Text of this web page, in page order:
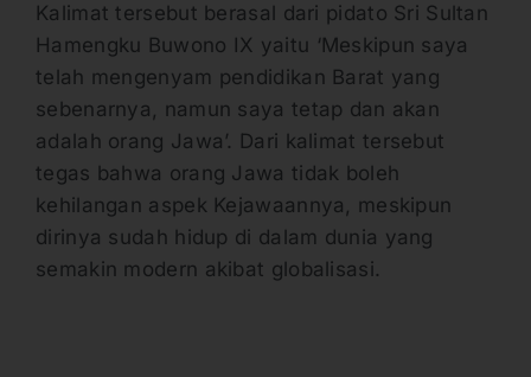
Kalimat tersebut berasal dari pidato Sri Sultan
Hamengku Buwono IX yaitu ‘Meskipun saya
telah mengenyam pendidikan Barat yang
sebenarnya, namun saya tetap dan akan
adalah orang Jawa’. Dari kalimat tersebut
tegas bahwa orang Jawa tidak boleh
kehilangan aspek Kejawaannya, meskipun
dirinya sudah hidup di dalam dunia yang
semakin modern akibat globalisasi.